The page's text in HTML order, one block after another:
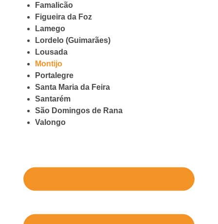
Famalicão
Figueira da Foz
Lamego
Lordelo (Guimarães)
Lousada
Montijo
Portalegre
Santa Maria da Feira
Santarém
São Domingos de Rana
Valongo